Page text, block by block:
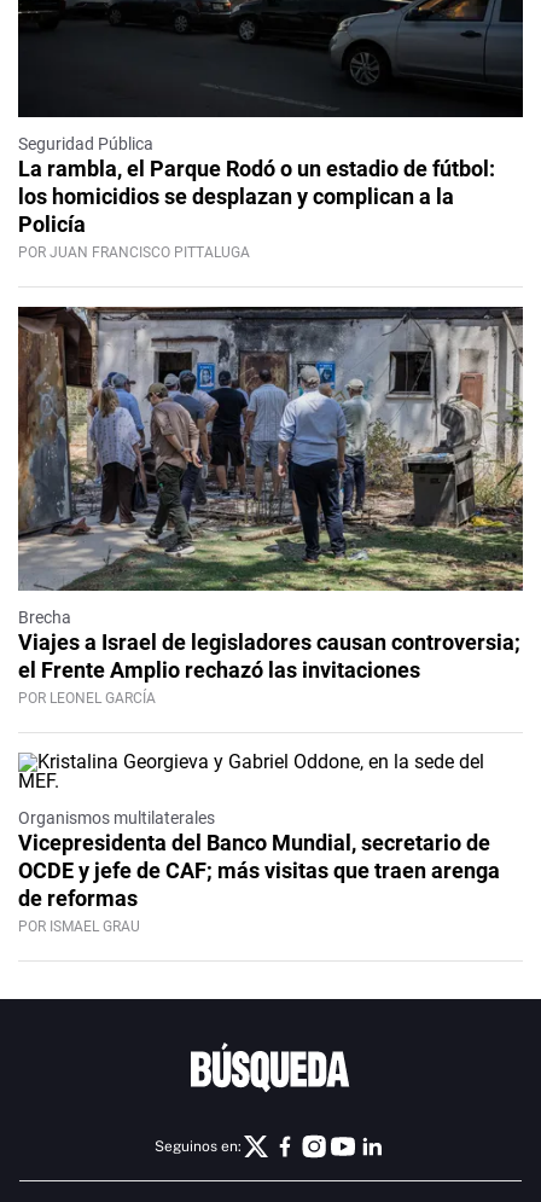
Seguridad Pública
La rambla, el Parque Rodó o un estadio de fútbol:
los homicidios se desplazan y complican a la
Policía
POR JUAN FRANCISCO PITTALUGA
Brecha
Viajes a Israel de legisladores causan controversia;
el Frente Amplio rechazó las invitaciones
POR LEONEL GARCÍA
Organismos multilaterales
Vicepresidenta del Banco Mundial, secretario de
OCDE y jefe de CAF; más visitas que traen arenga
de reformas
POR ISMAEL GRAU
Seguinos en: